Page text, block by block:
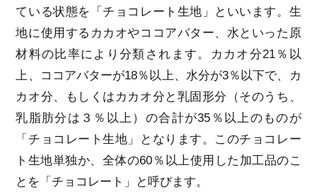
ている状態を「チョコレート生地」といいます。生
地に使用するカカオやココアバター、水といった原
材料の比率により分類されます。カカオ分21％以
上、ココアバターが18％以上、水分が3％以下で、カ
カオ分、もしくはカカオ分と乳固形分（そのうち、
乳脂肪分は３％以上）の合計が35％以上のものが
「チョコレート生地」となります。このチョコレー
ト生地単独か、全体の60％以上使用した加工品のこ
とを「チョコレート」と呼びます。